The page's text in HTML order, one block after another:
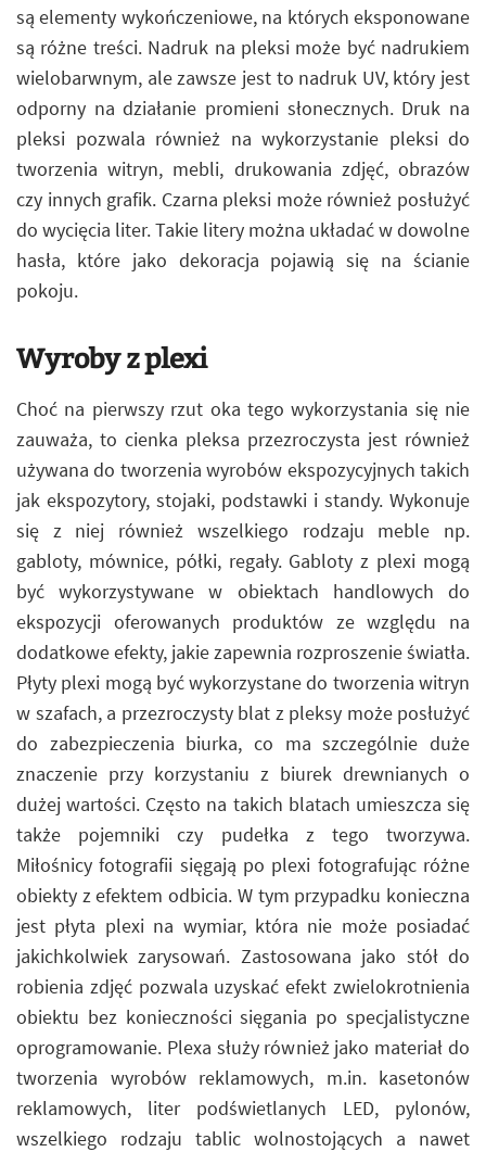
są elementy wykończeniowe, na których eksponowane
są różne treści. Nadruk na pleksi może być nadrukiem
wielobarwnym, ale zawsze jest to nadruk UV, który jest
odporny na działanie promieni słonecznych. Druk na
pleksi pozwala również na wykorzystanie pleksi do
tworzenia witryn, mebli, drukowania zdjęć, obrazów
czy innych grafik. Czarna pleksi może również posłużyć
do wycięcia liter. Takie litery można układać w dowolne
hasła, które jako dekoracja pojawią się na ścianie
pokoju.
Wyroby z plexi
Choć na pierwszy rzut oka tego wykorzystania się nie
zauważa, to cienka pleksa przezroczysta jest również
używana do tworzenia wyrobów ekspozycyjnych takich
jak ekspozytory, stojaki, podstawki i standy. Wykonuje
się z niej również wszelkiego rodzaju meble np.
gabloty, mównice, półki, regały. Gabloty z plexi mogą
być wykorzystywane w obiektach handlowych do
ekspozycji oferowanych produktów ze względu na
dodatkowe efekty, jakie zapewnia rozproszenie światła.
Płyty plexi mogą być wykorzystane do tworzenia witryn
w szafach, a przezroczysty blat z pleksy może posłużyć
do zabezpieczenia biurka, co ma szczególnie duże
znaczenie przy korzystaniu z biurek drewnianych o
dużej wartości. Często na takich blatach umieszcza się
także pojemniki czy pudełka z tego tworzywa.
Miłośnicy fotografii sięgają po plexi fotografując różne
obiekty z efektem odbicia. W tym przypadku konieczna
jest płyta plexi na wymiar, która nie może posiadać
jakichkolwiek zarysowań. Zastosowana jako stół do
robienia zdjęć pozwala uzyskać efekt zwielokrotnienia
obiektu bez konieczności sięgania po specjalistyczne
oprogramowanie. Plexa służy również jako materiał do
tworzenia wyrobów reklamowych, m.in. kasetonów
reklamowych, liter podświetlanych LED, pylonów,
wszelkiego rodzaju tablic wolnostojących a nawet